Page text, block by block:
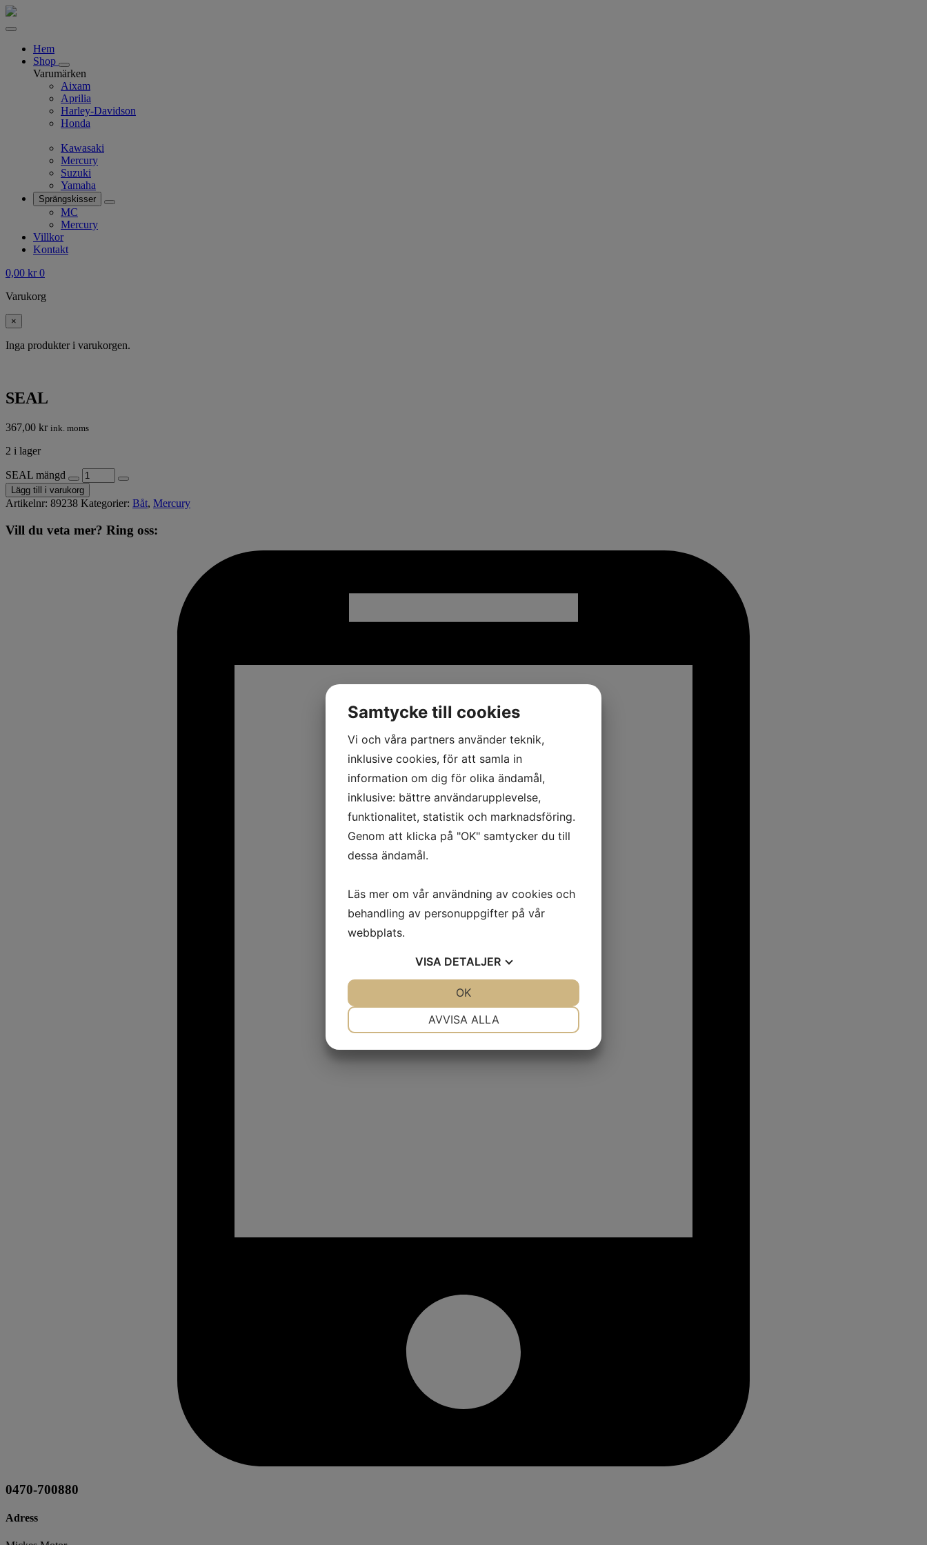
Hem
Shop
Varumärken
Aixam
Aprilia
Harley-Davidson
Honda
Kawasaki
Mercury
Suzuki
Yamaha
Sprängskisser
MC
Mercury
Villkor
Kontakt
0,00 kr 0
Varukorg
×
Inga produkter i varukorgen.
SEAL
367,00 kr ink. moms
2 i lager
SEAL mängd
Lägg till i varukorg
Artikelnr: 89238 Kategorier: Båt, Mercury
Vill du veta mer? Ring oss:
0470-700880
Adress
Samtycke till cookies
Vi och våra partners använder teknik,
inklusive cookies, för att samla in
information om dig för olika ändamål,
inklusive: bättre användarupplevelse,
funktionalitet, statistik och marknadsföring.
Genom att klicka på "OK" samtycker du till
dessa ändamål.
Läs mer om vår användning av cookies och
behandling av personuppgifter på vår
webbplats.
VISA DETALJER
AVVISA ALLA
OK